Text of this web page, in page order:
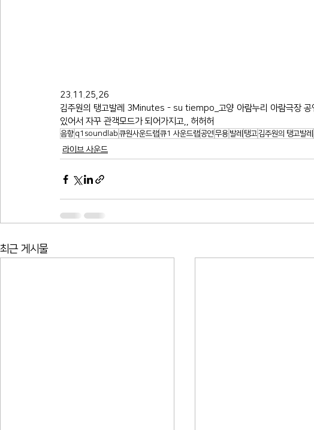
23.11.25,26
김주원의 탱고발레 3Minutes - su tiempo_고양 아람누리 아람극장 공
있어서 자꾸 관객모드가 되어가지고,, 허허허
음향 q1soundlab 큐원사운드랩큐1 사운드랩공연 무용 발레 탱고김주원의 탱고발레
라이브 사운드
최근 게시물